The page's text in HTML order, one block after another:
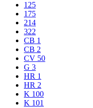
125
175
214
322
CB 1
CB 2
CV 50
G 3
HR 1
HR 2
K 100
K 101